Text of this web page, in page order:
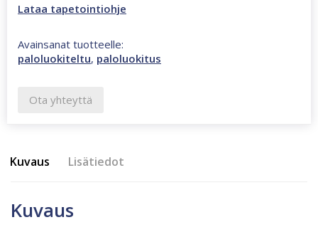
Lataa tapetointiohje
Avainsanat tuotteelle:
paloluokiteltu, paloluokitus
Ota yhteyttä
Kuvaus Lisätiedot
Kuvaus